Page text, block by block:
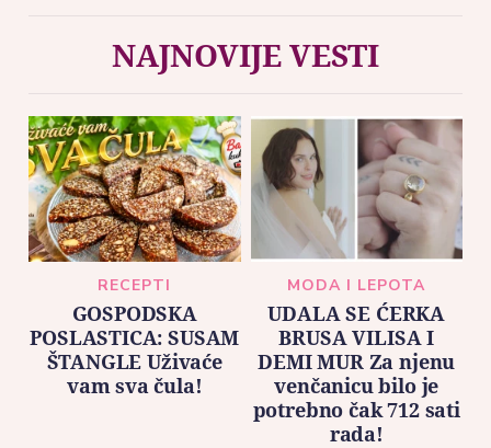
NAJNOVIJE VESTI
RECEPTI
GOSPODSKA
POSLASTICA: SUSAM
ŠTANGLE Uživaće
vam sva čula!
MODA I LEPOTA
UDALA SE ĆERKA
BRUSA VILISA I
DEMI MUR Za njenu
venčanicu bilo je
potrebno čak 712 sati
rada!